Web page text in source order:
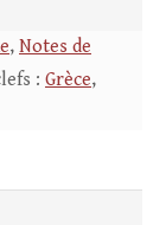
, Notes de
: Grèce,